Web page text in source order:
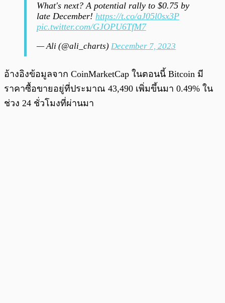
What's next? A potential rally to $0.75 by
late December! https://t.co/aJ05l0sx3P
pic.twitter.com/GJOPU6TfM7
— Ali (@ali_charts) December 7, 2023
อ้างอิงข้อมูลจาก CoinMarketCap ในตอนนี้ Bitcoin มี
ราคาซื้อขายอยู่ที่ประมาณ 43,490 เพิ่มขึ้นมา 0.49% ใน
ช่วง 24 ชั่วโมงที่ผ่านมา